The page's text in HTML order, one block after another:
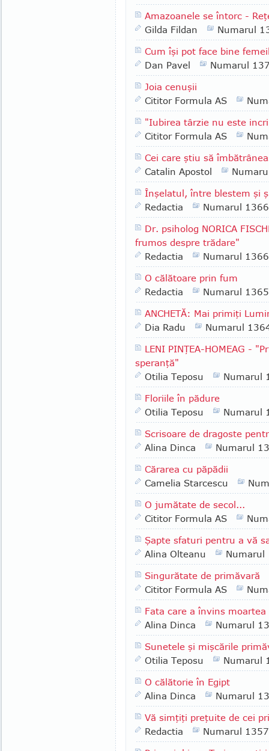
Amazoanele se întorc -
Gilda Fildan
Numarul
Cum îşi pot face bine
Dan Pavel
Numarul
Joia cenuşii
Cititor Formula AS
"Iubirea târzie nu este
Cititor Formula AS
Cei care ştiu să
Catalin Apostol
Înşelatul, între blestem şi
Redactia
Numarul 1366
Dr. psiholog NORICA
frumos despre trădare"
Redactia
Numarul 1366
O călătoare prin fum
Redactia
Numarul 1365
ANCHETĂ: Mai primiţi
Dia Radu
Numarul
LENI PINŢEA-HOMEAG -
speranţă"
Otilia Teposu
Numarul
Floriile în pădure
Otilia Teposu
Numarul
Scrisoare de dragoste
Alina Dinca
Numarul
Cărarea cu păpădii
Camelia Starcescu
O jumătate de secol...
Cititor Formula AS
Şapte sfaturi pentru a vă
Alina Olteanu
Numarul
Singurătate de primăvară
Cititor Formula AS
Fata care a învins
Alina Dinca
Numarul
Sunetele şi mişcările
Otilia Teposu
Numarul
O călătorie în Egipt
Alina Dinca
Numarul
Vă simţiţi preţuite de cei
Redactia
Numarul 1357